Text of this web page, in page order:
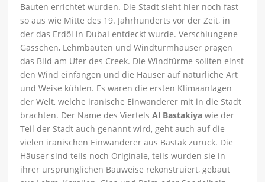
Bauten errichtet wurden. Die Stadt sieht hier noch fast
so aus wie Mitte des 19. Jahrhunderts vor der Zeit, in
der das Erdöl in Dubai entdeckt wurde. Verschlungene
Gässchen, Lehmbauten und Windturmhäuser prägen
das Bild am Ufer des Creek. Die Windtürme sollten einst
den Wind einfangen und die Häuser auf natürliche Art
und Weise kühlen. Es waren die ersten Klimaanlagen
der Welt, welche iranische Einwanderer mit in die Stadt
brachten. Der Name des ViertelsAl Bastakiya wie der
Teil der Stadt auch genannt wird, geht auch auf die
vielen iranischen Einwanderer aus Bastak zurück. Die
Häuser sind teils noch Originale, teils wurden sie in
ihrer ursprünglichen Bauweise rekonstruiert, gebaut